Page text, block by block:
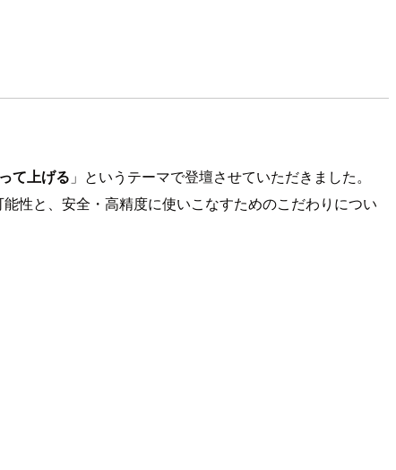
て上げる 」というテーマで登壇させていただきました。
性と、安全・高精度に使いこなすためのこだわりについ